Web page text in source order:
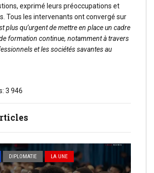
DIPLOMATIE LA UNE
exprimé leurs préoccupations et
Tous les intervenants ont convergé sur
plus qu’urgent de mettre en place un cadre
formation continue, notamment à travers
et les sociétés savantes au
3 946